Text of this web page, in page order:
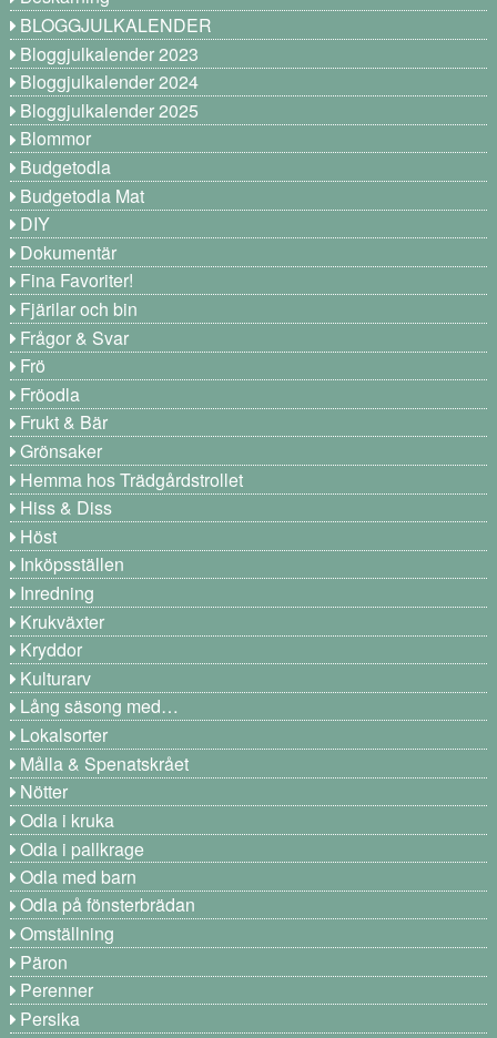
BLOGGJULKALENDER
Bloggjulkalender 2023
Bloggjulkalender 2024
Bloggjulkalender 2025
Blommor
Budgetodla
Budgetodla Mat
DIY
Dokumentär
Fina Favoriter!
Fjärilar och bin
Frågor & Svar
Frö
Fröodla
Frukt & Bär
Grönsaker
Hemma hos Trädgårdstrollet
Hiss & Diss
Höst
Inköpsställen
Inredning
Krukväxter
Kryddor
Kulturarv
Lång säsong med…
Lokalsorter
Målla & Spenatskrået
Nötter
Odla i kruka
Odla i pallkrage
Odla med barn
Odla på fönsterbrädan
Omställning
Päron
Perenner
Persika